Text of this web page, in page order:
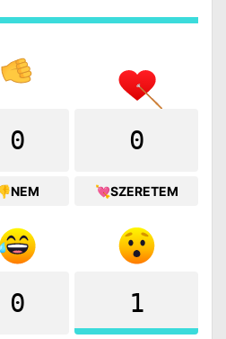
0 0
💘SZERETEM
0 1